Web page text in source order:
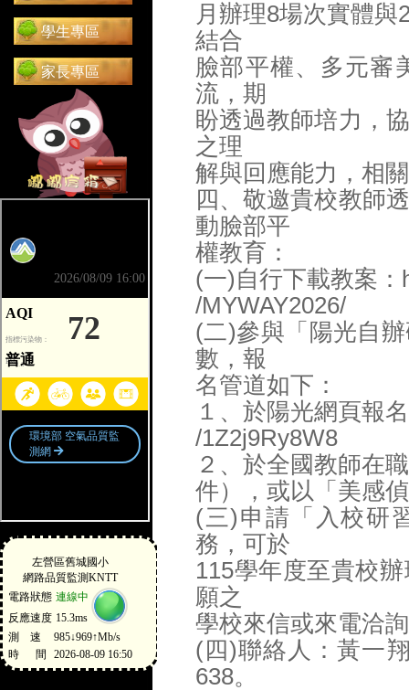
學生專區
家長專區
前往 嘟嘟信箱（在新分頁開啟）
月辦理8場次實體
結合
臉部平權、多元審
流，期
盼透過教師培力，
之理
解與回應能力，相
四、敬邀貴校教師
動臉部平
權教育：
(一)自行下載教案：
/MYWAY2026/
(二)參與「陽光自
數，報
名管道如下：
１、於陽光網頁報
/1Z2j9Ry8W8
２、於全國教師在
件），或以「美感
(三)申請「入校研
務，可於
115學年度至貴校
願之
學校來信或來電洽
(四)聯絡人：黃一
638。